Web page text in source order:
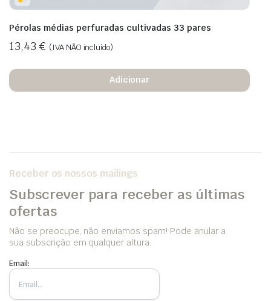
Pérolas médias perfuradas cultivadas 33 pares
13,43 € (IVA NÃO incluído)
Adicionar
Receber os nossos mailings
Subscrever para receber as últimas
ofertas
Não se preocupe, não enviamos spam! Pode anular a
sua subscrição em qualquer altura.
Email: